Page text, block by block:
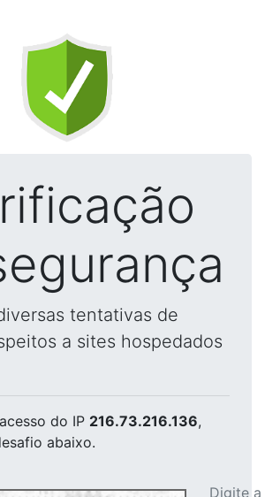
tentativas de
a sites hospedados
do IP 216.73.216.136,
abaixo.
Digite